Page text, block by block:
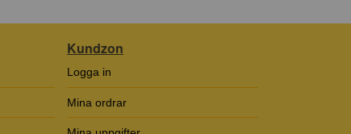
Kundzon
Logga in
Mina ordrar